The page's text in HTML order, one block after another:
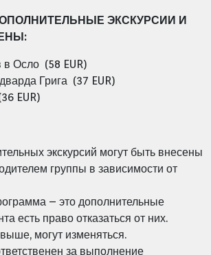
ЭКСКУРСИИ И
Осло (58 EUR)
Грига (37 EUR)
EUR)
экскурсий могут быть внесены
группы в зависимости от
– это дополнительные
есть право отказаться от них.
могут изменяться.
за выполнение